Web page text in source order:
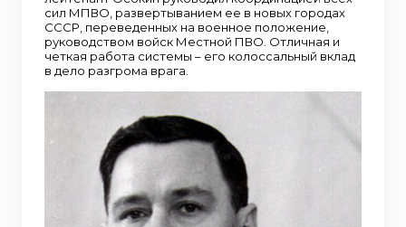
сил МПВО, развертыванием ее в новых городах
СССР, переведенных на военное положение,
руководством войск Местной ПВО. Отличная и
четкая работа системы – его колоссальный вклад
в дело разгрома врага.